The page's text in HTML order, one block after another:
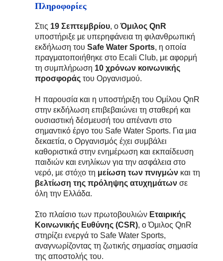
Πληροφορίες
Στις 19 Σεπτεμβρίου, οΌμιλος QnR
υποστήριξε με υπερηφάνεια τη φιλανθρωπική
εκδήλωση του Safe Water Sports, η οποία
πραγματοποιήθηκε στο Ecali Club, με αφορμή
τη συμπλήρωση 10 χρόνων κοινωνικής
προσφοράς του Οργανισμού.
Η παρουσία και η υποστήριξη του Ομίλου QnR
στην εκδήλωση επιβεβαιώνει τη σταθερή και
ουσιαστική δέσμευσή του απέναντι στο
σημαντικό έργο του Safe Water Sports. Για μια
δεκαετία, ο Οργανισμός έχει συμβάλει
καθοριστικά στην ενημέρωση και εκπαίδευση
παιδιών και ενηλίκων για την ασφάλεια στο
νερό, με στόχο τη μείωση των πνιγμών και τη
βελτίωση της πρόληψης ατυχημάτων σε
όλη την Ελλάδα.
Στο πλαίσιο των πρωτοβουλιών Εταιρικής
Κοινωνικής Ευθύνης (CSR), ο Όμιλος QnR
στηρίζει ενεργά το Safe Water Sports,
αναγνωρίζοντας τη ζωτικής σημασίας σημασία
της αποστολής του.